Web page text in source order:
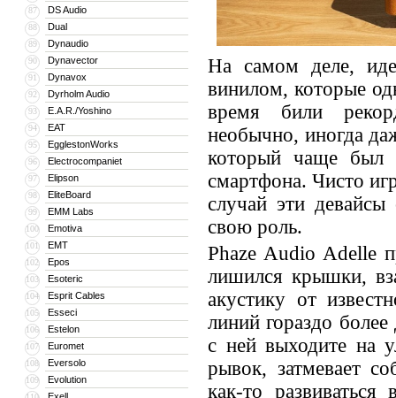
87 DS Audio
88 Dual
89 Dynaudio
90 Dynavector
91 Dynavox
92 Dyrholm Audio
93 E.A.R./Yoshino
94 EAT
95 EgglestonWorks
96 Electrocompaniet
97 Elipson
98 EliteBoard
99 EMM Labs
100 Emotiva
101 EMT
102 Epos
103 Esoteric
104 Esprit Cables
105 Esseci
106 Estelon
107 Euromet
108 Eversolo
109 Evolution
На самом деле,
винилом, которые
время били
необычно, иногда
который чаще был
смартфона. Чисто
случай эти
свою роль.
Phaze Audio Adelle
лишился крышки,
акустику от
линий гораздо
с ней выходите на
рывок, затмевает
как-то